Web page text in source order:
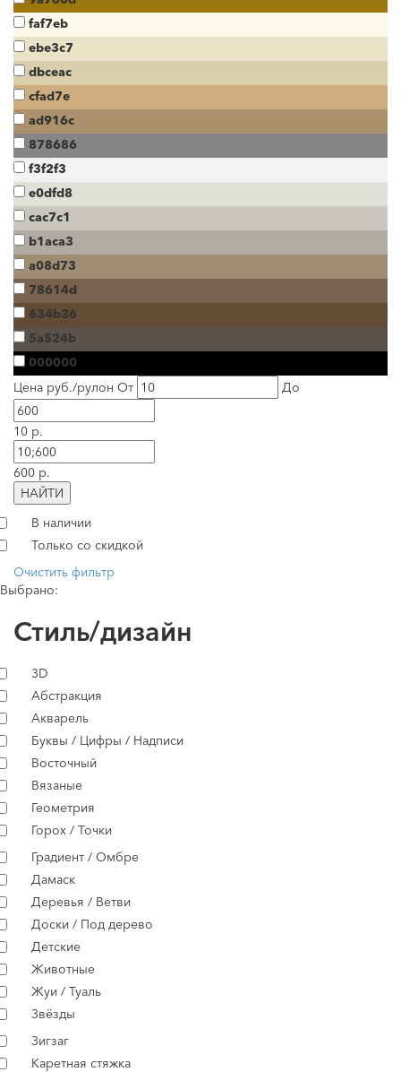
faf7eb
ebe3c7
dbceac
cfad7e
ad916c
878686
f3f2f3
e0dfd8
cac7c1
b1aca3
a08d73
78614d
634b36
5a524b
000000
Цена руб./рулон От До
10 р.
600 р.
НАЙТИ
В наличии
Только со скидкой
Очистить фильтр
Выбрано:
Стиль/дизайн
3D
Абстракция
Акварель
Буквы / Цифры / Надписи
Восточный
Вязаные
Геометрия
Горох / Точки
Градиент / Омбре
Дамаск
Деревья / Ветви
Доски / Под дерево
Детские
Животные
Жуи / Туаль
Звёзды
Зигзаг
Каретная стяжка